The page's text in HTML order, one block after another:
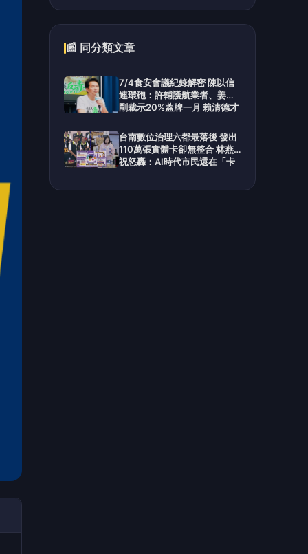
📰 同分類文章
7/4食安會議紀錄解密 陳以信
連環砲：許輔護航業者、姜至
剛裁示20%蓋牌一月 賴清德才
台南數位治理六都最落後 發出
110萬張實體卡卻無整合 林燕
祝怒轟：AI時代市民還在「卡